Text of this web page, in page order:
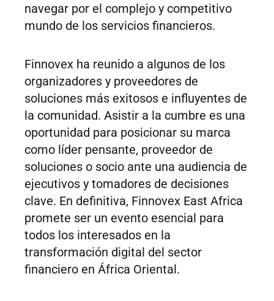
navegar por el complejo y competitivo
mundo de los servicios financieros.
Finnovex ha reunido a algunos de los
organizadores y proveedores de
soluciones más exitosos e influyentes de
la comunidad. Asistir a la cumbre es una
oportunidad para posicionar su marca
como líder pensante, proveedor de
soluciones o socio ante una audiencia de
ejecutivos y tomadores de decisiones
clave. En definitiva, Finnovex East Africa
promete ser un evento esencial para
todos los interesados en la
transformación digital del sector
financiero en África Oriental.